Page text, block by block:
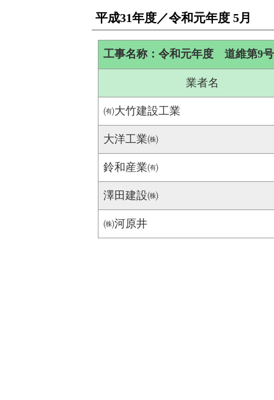
平成31年度／令和元年度 5月
工事名称：令和元年度 道維第9
業者名
㈲大竹建設工業
大洋工業㈱
鈴和産業㈲
澤田建設㈱
㈱河原井